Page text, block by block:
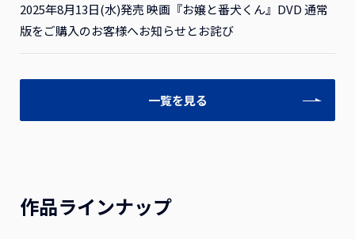
2025年8月13日(水)発売 映画『お嬢と番犬くん』DVD 通常
版をご購入のお客様へお知らせとお詫び
一覧を見る
作品ラインナップ